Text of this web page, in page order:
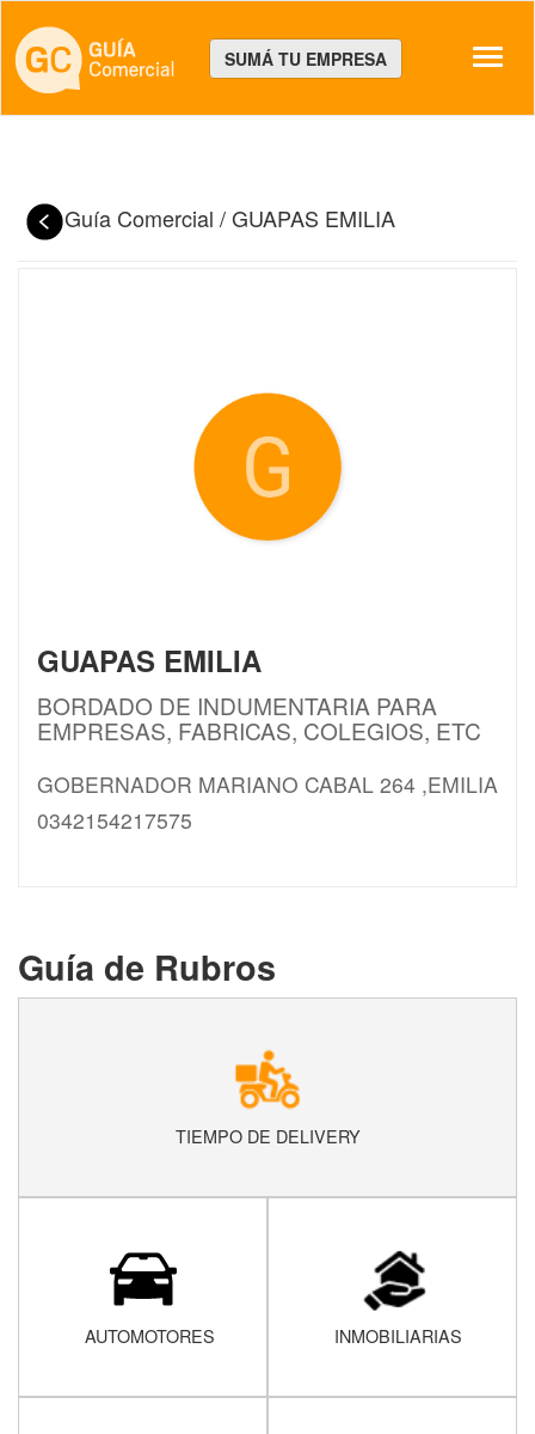
SUMÁ TU EMPRESA
Guía Comercial /GUAPAS EMILIA
GUAPAS EMILIA
BORDADO DE INDUMENTARIA PARA
EMPRESAS, FABRICAS, COLEGIOS, ETC
GOBERNADOR MARIANO CABAL 264 ,EMILIA
0342154217575
Guía de Rubros
TIEMPO DE DELIVERY
AUTOMOTORES INMOBILIARIAS